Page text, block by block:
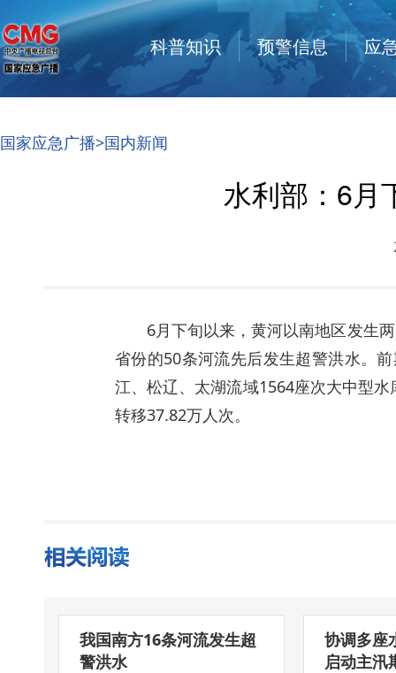
科普知识 预警信息 应
国家应急广播>国内新闻
水利部：6月
6月下旬以来，黄河以南地区发生
省份的50条河流先后发生超警洪水。
江、松辽、太湖流域1564座次大中型
转移37.82万人次。
我国南方16条河流发生超
警洪水
协调多座
启动主汛